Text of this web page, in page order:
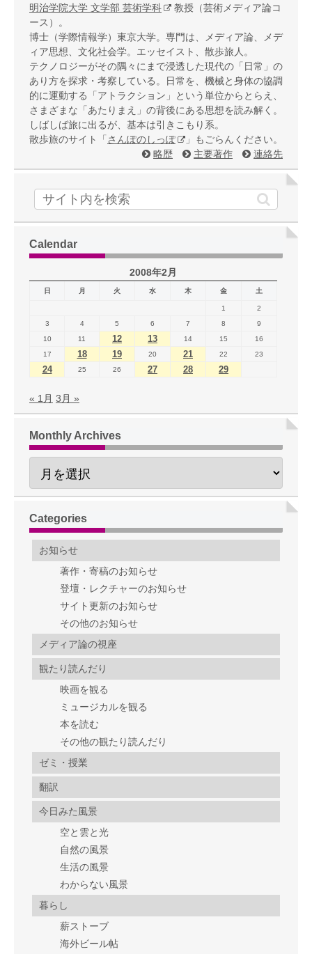
明治学院大学 文学部 芸術学科
教授（芸術メディア論コ
ース）。
博士（学際情報学）東京大学。専門は、メディア論、メデ
ィア思想、文化社会学。エッセイスト、散歩旅人。
テクノロジーがその隅々にまで浸透した現代の「日常」の
あり方を探求・考察している。日常を、機械と身体の協調
的に運動する「アトラクション」という単位からとらえ、
さまざまな「あたりまえ」の背後にある思想を読み解く。
しばしば旅に出るが、基本は引きこもり系。
散歩旅のサイト「 さんぽのしっぽ
」もごらんください。
略歴
主要著作 連絡先
Calendar
2008年2月
日 月 火 水 木 金 土
1
2
3
4 5 6 7 8
9
10
11 12 13 14 15
16
17
18 19 20 21 22 23
24 25 26 27 28 29
« 1月 3月 »
Monthly Archives
Categories
お知らせ
著作・寄稿のお知らせ
登壇・レクチャーのお知らせ
サイト更新のお知らせ
その他のお知らせ
メディア論の視座
観たり読んだり
映画を観る
ミュージカルを観る
本を読む
その他の観たり読んだり
ゼミ・授業
翻訳
今日みた風景
空と雲と光
自然の風景
生活の風景
わからない風景
暮らし
薪ストーブ
海外ビール帖